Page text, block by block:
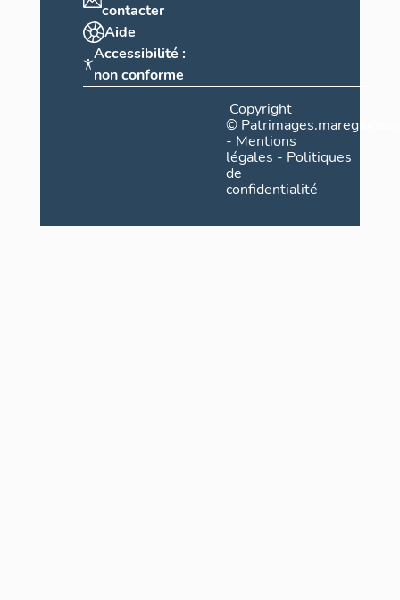
contacter
Aide
Accessibilité :
non conforme
Copyright
©
- Mentions
légales - Politiques
de
confidentialité